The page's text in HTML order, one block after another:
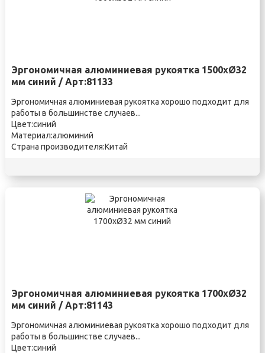
Эргономичная алюминиевая рукоятка 1500xØ32
мм синий / Арт:81133
Эргономичная алюминиевая рукоятка хорошо подходит для
работы в большинстве случаев...
Цвет:синий
Материал:алюминий
Страна производителя:Китай
Эргономичная алюминиевая рукоятка 1700xØ32
мм синий / Арт:81143
Эргономичная алюминиевая рукоятка хорошо подходит для
работы в большинстве случаев...
Цвет:синий